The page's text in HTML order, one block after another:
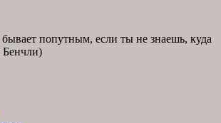
попутным, если ты не знаешь, куда
Бенчли)